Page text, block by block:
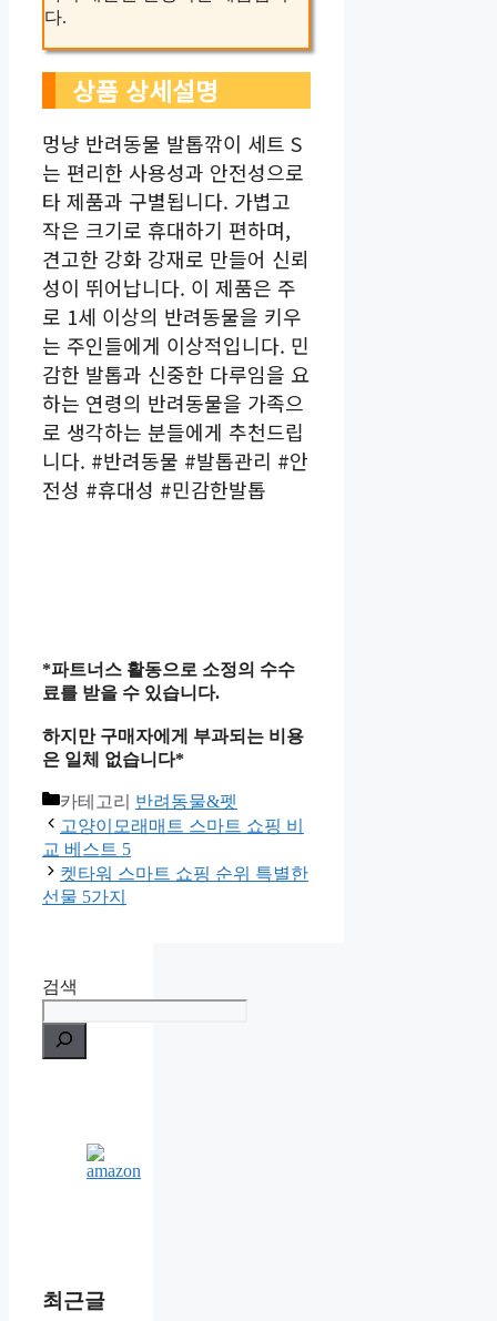
다.
상품 상세설명
멍냥 반려동물 발톱깎이 세트 S
는 편리한 사용성과 안전성으로
타 제품과 구별됩니다. 가볍고
작은 크기로 휴대하기 편하며,
견고한 강화 강재로 만들어 신뢰
성이 뛰어납니다. 이 제품은 주
로 1세 이상의 반려동물을 키우
는 주인들에게 이상적입니다. 민
감한 발톱과 신중한 다루임을 요
하는 연령의 반려동물을 가족으
로 생각하는 분들에게 추천드립
니다. #반려동물 #발톱관리 #안
전성 #휴대성 #민감한발톱
*파트너스 활동으로 소정의 수수
료를 받을 수 있습니다.
하지만 구매자에게 부과되는 비용
은 일체 없습니다*
카테고리 반려동물&펫
고양이모래매트 스마트 쇼핑 비
교 베스트 5
켓타워 스마트 쇼핑 순위 특별한
선물 5가지
검색
최근글